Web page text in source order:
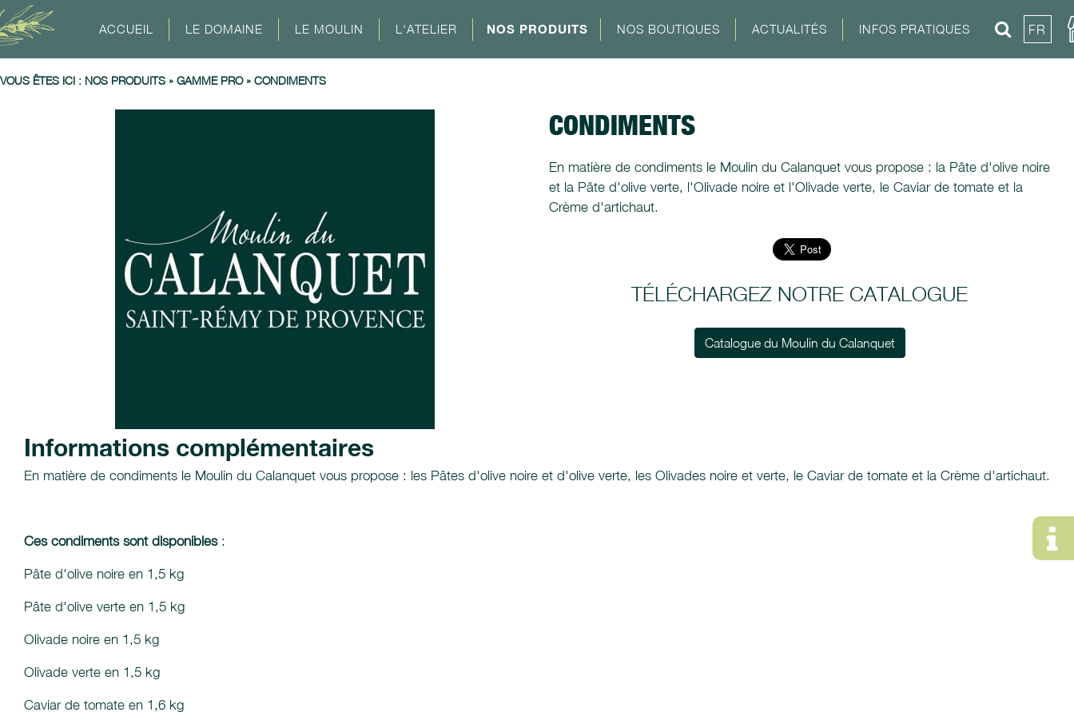
ACCUEIL LE DOMAINE LE MOULIN L'ATELIER NOS PRODUITS NOS BOUTIQUES ACTUALITÉS INFOS PRATIQUES FR
VOUS ÊTES ICI : NOS PRODUITS » GAMME PRO» CONDIMENTS
CONDIMENTS
En matière de condiments le Moulin du Calanquet vous propose : la Pâte d'olive noire
et la Pâte d'olive verte, l'Olivade noire et l'Olivade verte, le Caviar de tomate et la
Crème d'artichaut.
TÉLÉCHARGEZ NOTRE CATALOGUE
Catalogue du Moulin du Calanquet
Informations complémentaires
En matière de condiments le Moulin du Calanquet vous propose : les Pâtes d'olive noire et d'olive verte, les Olivades noire et verte, le Caviar de tomate et la Crème d'artichaut.
Ces condiments sont disponibles:
Pâte d'olive noire en 1,5 kg
Pâte d'olive verte en 1,5 kg
Olivade noire en 1,5 kg
Olivade verte en 1,5 kg
Caviar de tomate en 1,6 kg